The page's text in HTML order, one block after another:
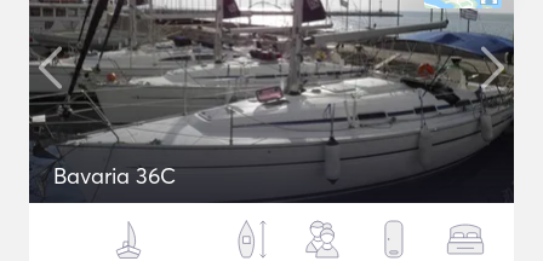
Bavaria 36C